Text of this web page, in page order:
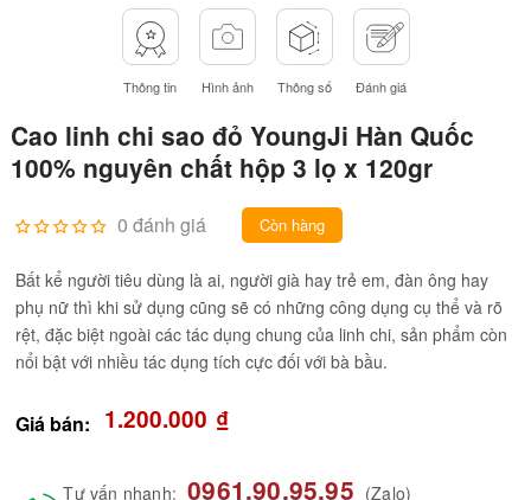
Thông tin Hình ảnh Thông số Đánh giá
Cao linh chi sao đỏ YoungJi Hàn Quốc
100% nguyên chất hộp 3 lọ x 120gr
0 đánh giá Còn hàng
Bất kể người tiêu dùng là ai, người già hay trẻ em, đàn ông hay
phụ nữ thì khi sử dụng cũng sẽ có những công dụng cụ thể và rõ
rệt, đặc biệt ngoài các tác dụng chung của linh chi, sản phẩm còn
nổi bật với nhiều tác dụng tích cực đối với bà bầu.
Giá bán: 1.200.000 ₫
Tư vấn nhanh: 0961.90.95.95 (Zalo)